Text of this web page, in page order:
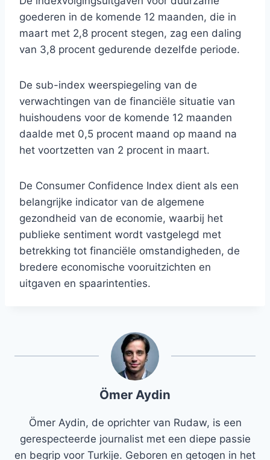
goederen in de komende 12 maanden, die in
maart met 2,8 procent stegen, zag een daling
van 3,8 procent gedurende dezelfde periode.
De sub-index weerspiegeling van de
verwachtingen van de financiële situatie van
huishoudens voor de komende 12 maanden
daalde met 0,5 procent maand op maand na
het voortzetten van 2 procent in maart.
De Consumer Confidence Index dient als een
belangrijke indicator van de algemene
gezondheid van de economie, waarbij het
publieke sentiment wordt vastgelegd met
betrekking tot financiële omstandigheden, de
bredere economische vooruitzichten en
uitgaven en spaarintenties.
Ömer Aydin
Ömer Aydin, de oprichter van Rudaw, is een
gerespecteerde journalist met een diepe passie
en begrip voor Turkije. Geboren en getogen in het